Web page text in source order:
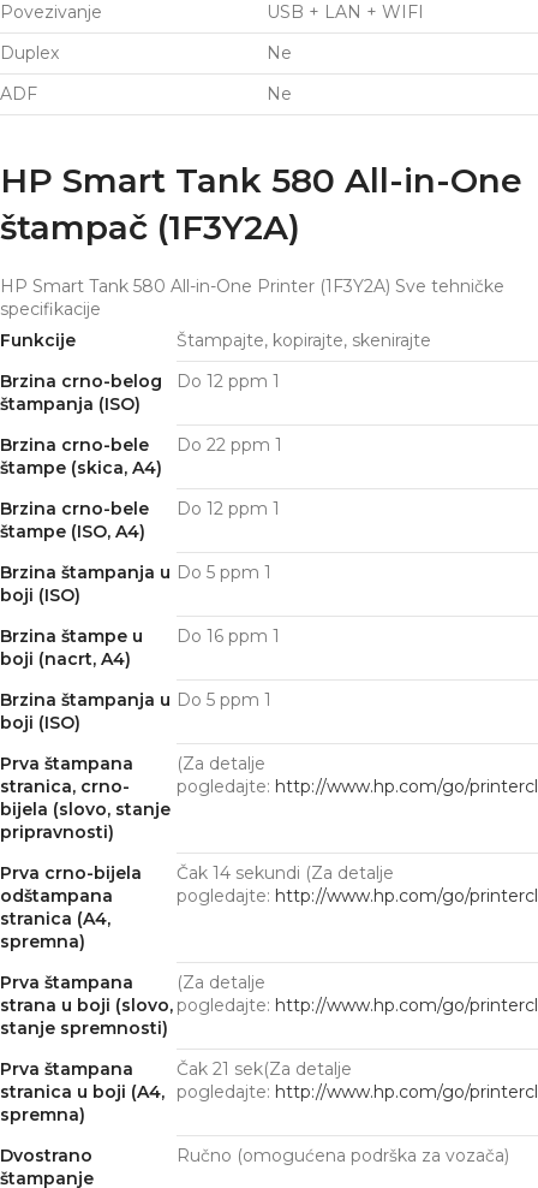
Povezivanje
USB + LAN + WIFI
Duplex
Ne
ADF
Ne
HP Smart Tank 580 All-in-One
štampač (1F3Y2A)
HP Smart Tank 580 All-in-One Printer (1F3Y2A) Sve tehničke
specifikacije
Funkcije
Štampajte, kopirajte, skenirajte
Brzina crno-belog
štampanja (ISO)
Do 12 ppm 1
Brzina crno-bele
štampe (skica, A4)
Do 22 ppm 1
Brzina crno-bele
štampe (ISO, A4)
Do 12 ppm 1
Brzina štampanja u
boji (ISO)
Do 5 ppm 1
Brzina štampe u
boji (nacrt, A4)
Do 16 ppm 1
Brzina štampanja u
boji (ISO)
Do 5 ppm 1
Prva štampana
stranica, crno-
bijela (slovo, stanje
pripravnosti)
(Za detalje
pogledajte: http://www.hp.com/go/
Prva crno-bijela
odštampana
stranica (A4,
spremna)
Čak 14 sekundi (Za detalje
pogledajte: http://www.hp.com/go/
Prva štampana
strana u boji (slovo,
stanje spremnosti)
(Za detalje
pogledajte: http://www.hp.com/go/
Prva štampana
stranica u boji (A4,
spremna)
Čak 21 sek(Za detalje
pogledajte: http://www.hp.com/go/
Dvostrano
štampanje
Ručno (omogućena podrška za vozača)